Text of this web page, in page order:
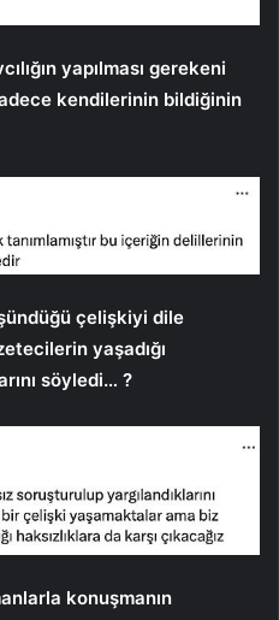
yapılması gerekeni
kendilerinin bildiğinin
çelişkiyi dile
yaşadığı
söyledi… ?
konuşmanın